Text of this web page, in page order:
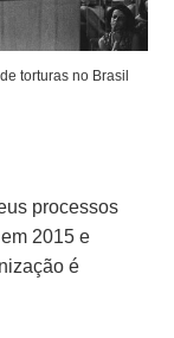
torturas no Brasil
processos
2015 e
é